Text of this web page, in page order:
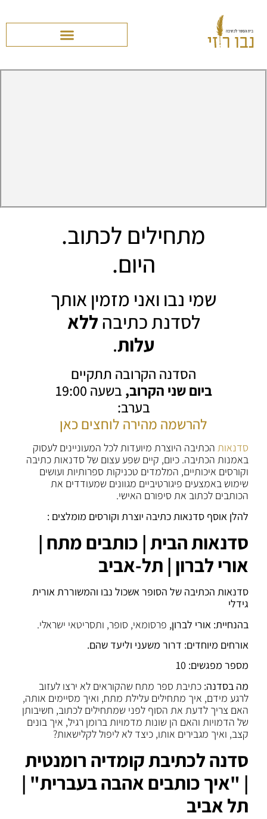
מתחילים לכתוב.
היום.
שמי נבו ואני מזמין אותך
לסדנת כתיבהללא
עלות.
הסדנה הקרובה תתקיים
ביום שני הקרוב,
בשעה 19:00
בערב:
להרשמה מהירה לוחצים כאן
סדנאות הכתיבה היוצרת מיועדות לכל המעוניינים לעסוק
באמנות הכתיבה. כיום, קיים שפע עצום של סדנאות כתיבה
וקורסים איכותיים, המלמדים טכניקות ספרותיות ועושים
שימוש באמצעים פיגורטיביים מגוונים שמעודדים את
הכותבים לכתוב את סיפורם האישי.
להלן אוסף סדנאות כתיבה יוצרת וקורסים מומלצים :
סדנאות הבית | כותבים מתח |
אורי לברון | תל-אביב
סדנאות הכתיבה של הסופר אשכול נבו והמשוררת אורית
גידלי
בהנחיית: אורי לברון, פרסומאי, סופר, ותסריטאי ישראלי.
אורחים מיוחדים: דרור משעני וליעד שהם.
מספר מפגשים: 10
מה בסדנה: כתיבת ספר מתח שהקוראים לא ירצו לעזוב
לרגע מידם, איך מתחילים עלילת מתח, ואיך מסיימים אותה,
האם צריך לדעת את הסוף לפני שמתחילים לכתוב, חשיבותן
של הדמויות והאם הן שונות מדמויות ברומן רגיל, איך בונים
קצב, ואיך מגבירים אותו, כיצד לא ליפול לקלישאות?
סדנה לכתיבת קומדיה רומנטית
| "איך כותבים אהבה בעברית" |
תל אביב